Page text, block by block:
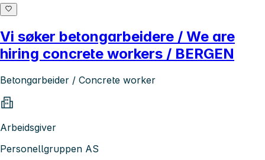
Vi søker betongarbeidere / We are
hiring concrete workers / BERGEN
Betongarbeider / Concrete worker
Arbeidsgiver
Personellgruppen AS